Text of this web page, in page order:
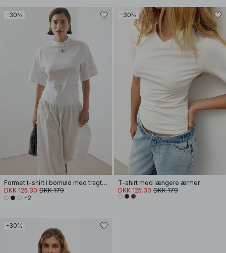
-30%
Formet t-shirt i bomuld med tragtformet halsudskæring
DKK 125.30 DKK 179
+2
-30%
T-shirt med længere ærmer
DKK 125.30 DKK 179
-30%